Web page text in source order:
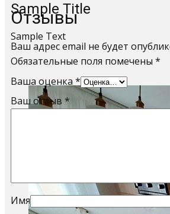
Sample Title
Sample Text
Отзывы
Ваш адрес email не будет
Обязательные поля помечены *
Ваша оценка *
Ваш отзыв *
Имя